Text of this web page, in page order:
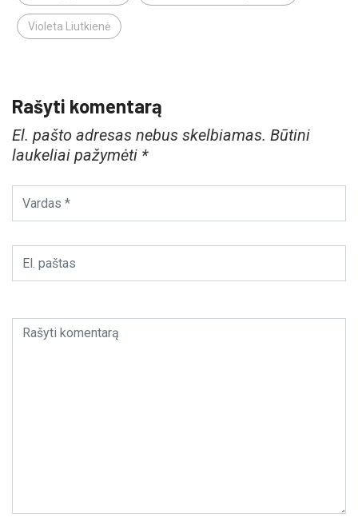
Violeta Liutkienė
Rašyti komentarą
El. pašto adresas nebus skelbiamas. Būtini
laukeliai pažymėti *